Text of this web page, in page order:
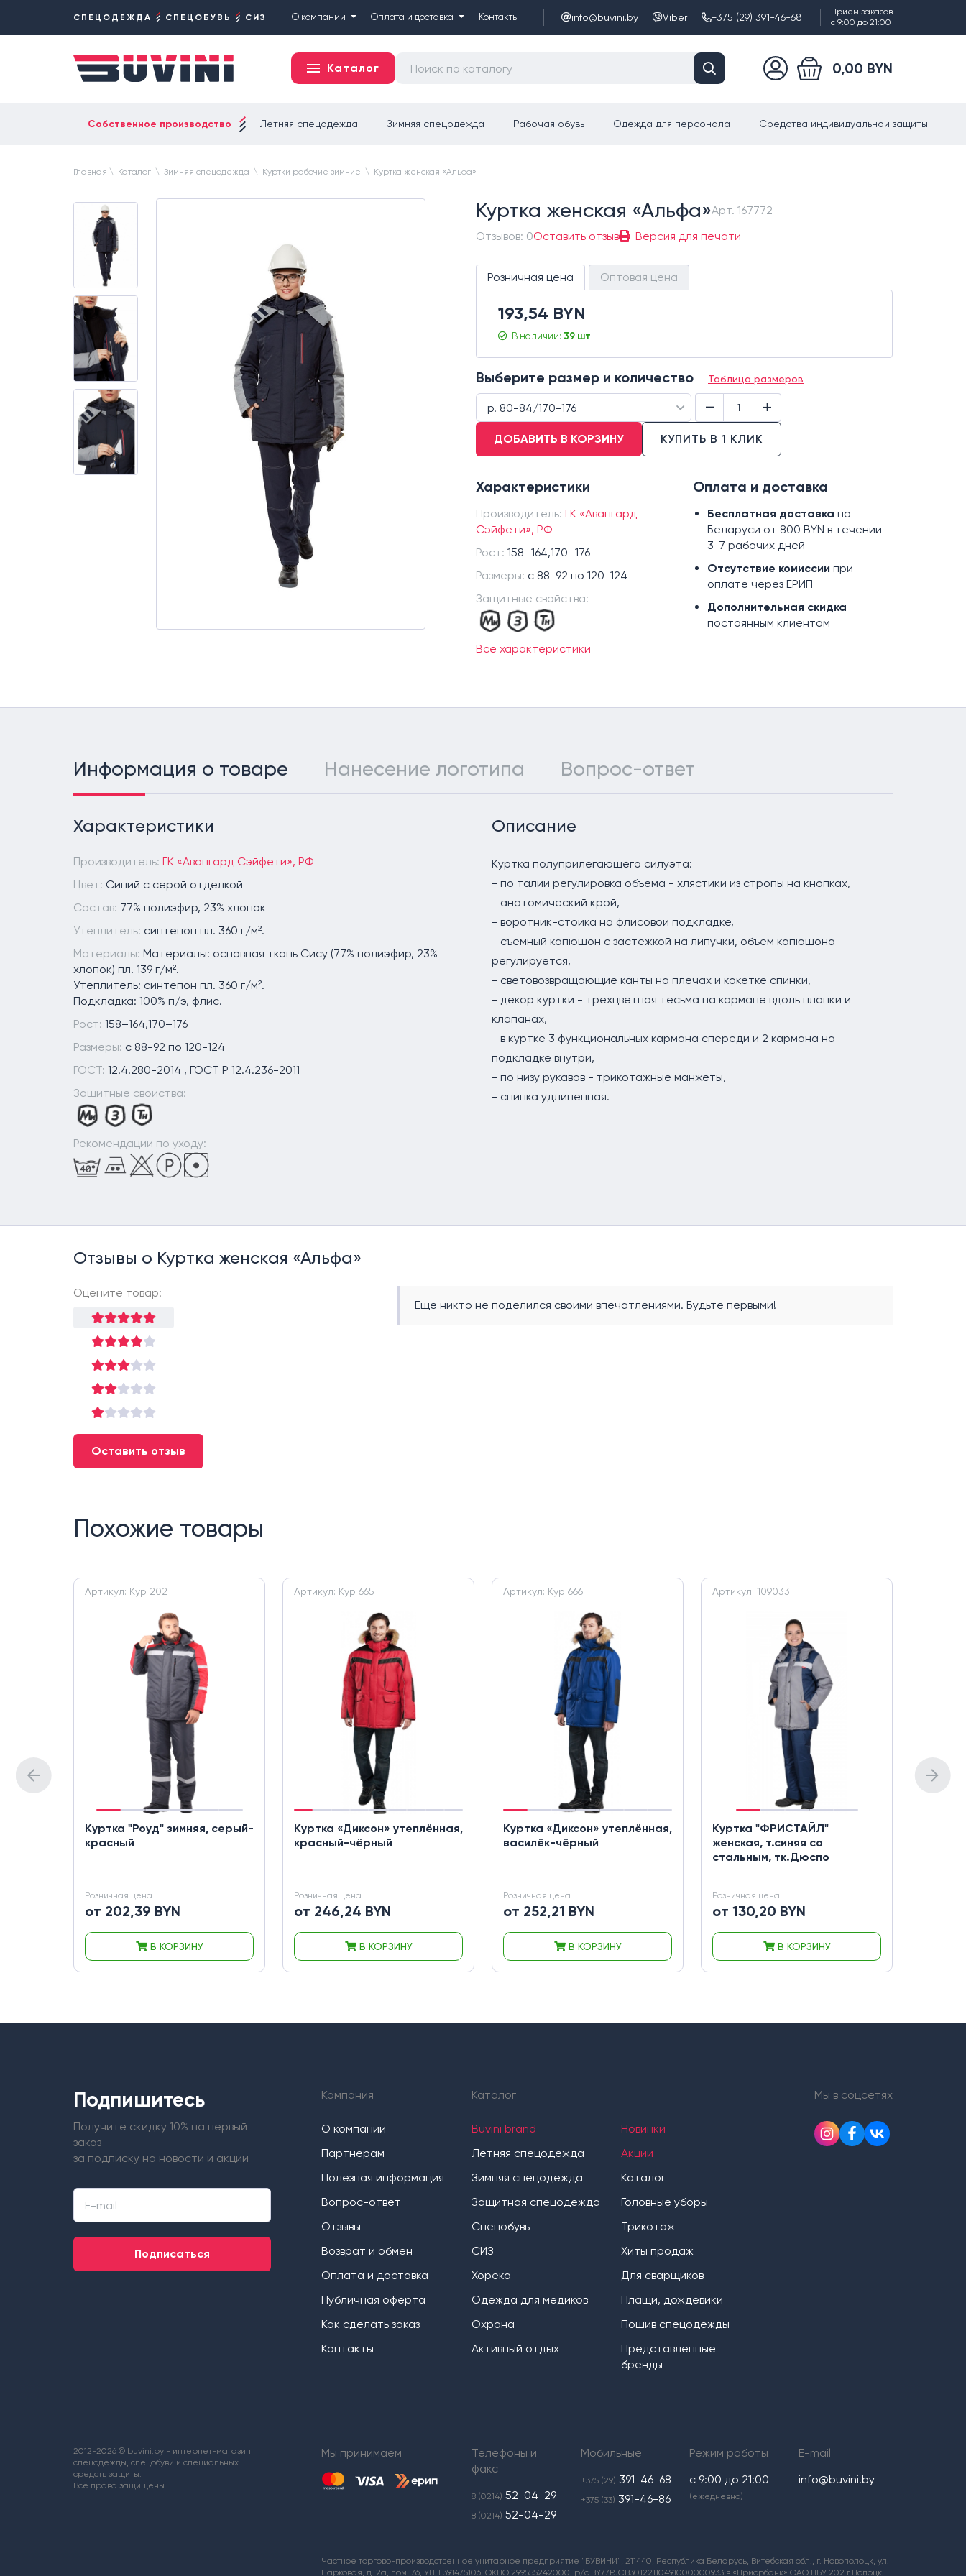
СПЕЦОДЕЖДА СПЕЦОБУВЬ СИЗ О компании Оплата и доставка Контакты info@buvini.by Viber +375 (29) 391-46-68
Прием заказов
с 9:00 до 21:00
Каталог 0,00 BYN
Собственное производство Летняя спецодежда Зимняя спецодежда Рабочая обувь Одежда для персонала Средства индивидуальной защиты
Главная \ Каталог \ Зимняя спецодежда \ Куртки рабочие зимние \ Куртка женская «Альфа»
Куртка женская «Альфа»Арт. 167772
Отзывов: 0Оставить отзыв Версия для печати
Розничная цена Оптовая цена
193,54 BYN
В наличии: 39 шт
Выберите размер и количество Таблица размеров
р. 80-84/170-176
р. 80-84/170-176
р. 88-92/170-176
р.136-140/182-188 СЗ
− +
ДОБАВИТЬ В КОРЗИНУ КУПИТЬ В 1 КЛИК
Характеристики
Производитель: ГК «Авангард
Сэйфети», РФ
Рост: 158–164,170–176
Размеры: c 88-92 по 120-124
Защитные свойства:
Все характеристики
Оплата и доставка
Бесплатная доставка по
Беларуси от 800 BYN в течении
3-7 рабочих дней
Отсутствие комиссии при
оплате через ЕРИП
Дополнительная скидка
постоянным клиентам
Информация о товаре Нанесение логотипа Вопрос-ответ
Характеристики
Производитель: ГК «Авангард Сэйфети», РФ
Цвет: Синий с серой отделкой
Состав: 77% полиэфир, 23% хлопок
Утеплитель: синтепон пл. 360 г/м².
Материалы: Материалы: основная ткань Сису (77% полиэфир, 23%
хлопок) пл. 139 г/м².
Утеплитель: синтепон пл. 360 г/м².
Подкладка: 100% п/э, флис.
Рост: 158–164,170–176
Размеры: c 88-92 по 120-124
ГОСТ: 12.4.280-2014 , ГОСТ Р 12.4.236-2011
Защитные свойства:
Рекомендации по уходу:
Описание
Куртка полуприлегающего силуэта:
- по талии регулировка объема - хлястики из стропы на кнопках,
- анатомический крой,
- воротник-стойка на флисовой подкладке,
- съемный капюшон с застежкой на липучки, объем капюшона
регулируется,
- световозвращающие канты на плечах и кокетке спинки,
- декор куртки - трехцветная тесьма на кармане вдоль планки и
клапанах,
- в куртке 3 функциональных кармана спереди и 2 кармана на
подкладке внутри,
- по низу рукавов - трикотажные манжеты,
- спинка удлиненная.
Отзывы о Куртка женская «Альфа»
Оцените товар:
Оставить отзыв
Еще никто не поделился своими впечатлениями. Будьте первыми!
Похожие товары
Артикул: Кур 202
Куртка "Роуд" зимняя, серый-
красный
Розничная цена
от 202,39 BYN
В КОРЗИНУ
Артикул: Кур 665
Куртка «Диксон» утеплённая,
красный-чёрный
Розничная цена
от 246,24 BYN
В КОРЗИНУ
Артикул: Кур 666
Куртка «Диксон» утеплённая,
василёк-чёрный
Розничная цена
от 252,21 BYN
В КОРЗИНУ
Артикул: 109033
Куртка "ФРИСТАЙЛ"
женская, т.синяя со
стальным, тк.Дюспо
Розничная цена
от 130,20 BYN
В КОРЗИНУ
Подпишитесь
Получите скидку 10% на первый
заказ
за подписку на новости и акции
Подписаться
Компания
О компании
Партнерам
Полезная информация
Вопрос-ответ
Отзывы
Возврат и обмен
Оплата и доставка
Публичная оферта
Как сделать заказ
Контакты
Каталог
Buvini brand
Летняя спецодежда
Зимняя спецодежда
Защитная спецодежда
Спецобувь
СИЗ
Хорека
Одежда для медиков
Охрана
Активный отдых
Новинки
Акции
Каталог
Головные уборы
Трикотаж
Хиты продаж
Для сварщиков
Плащи, дождевики
Пошив спецодежды
Представленные
бренды
Мы в соцсетях
Телефоны и
факс
8 (0214) 52-04-29
8 (0214) 52-04-29
Мобильные
+375 (29) 391-46-68
+375 (33) 391-46-86
Режим работы
с 9:00 до 21:00
(ежедневно)
E-mail
info@buvini.by
Мы принимаем
Частное торгово-производственное унитарное предприятие "БУВИНИ", 211440, Республика Беларусь, Витебская обл., г. Новополоцк, ул.
Парковая, д. 2а, пом. 76, УНП 391475106, ОКПО 299555242000, р/с BY77PJCB30122110491000000933 в «Приорбанк» ОАО ЦБУ 202 г.Полоцк,
2012-2026 © buvini.by - интернет-магазин
спецодежды, спецобуви и специальных
средств защиты.
Все права защищены.